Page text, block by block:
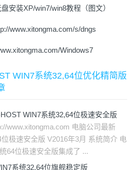
安装XP/win7/win8教程（图文）
www.xitongma.com/s/dngs
Windows7
WIN7系统32,64位优化精简版
WIN7系统32,64位极速安全版
www.xitongma.com 电脑公司最新
极速安全版 V2016年3月 系统简介 电
64位极速安全版集成了 ...
系统32,64位旗舰稳定版